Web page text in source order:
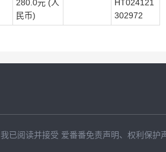
280.0元 (人
民币)
HT024121
302972
我已阅读并接受 爱番番免责声明 、 权利保护